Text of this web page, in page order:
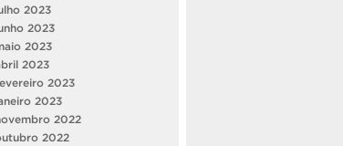
2023
2023
2023
2023
2023
2023
2022
2022